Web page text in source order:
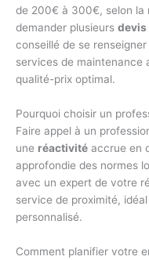
de 200€ à 300€, selon la
demander plusieurs devis
conseillé de se
services de maintenance
qualité-prix optimal.
Pourquoi choisir un
Faire appel à un
une réactivité accrue en
approfondie des normes
avec un expert de votre
service de proximité,
personnalisé.
Comment planifier votre